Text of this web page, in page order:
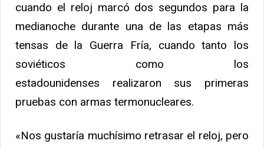
cuando el reloj marcó dos segundos para la
medianoche durante una de las etapas más
tensas de la Guerra Fría, cuando tanto los
soviéticos como los
estadounidenses realizaron sus primeras
pruebas con armas termonucleares.
«Nos gustaría muchísimo retrasar el reloj, pero